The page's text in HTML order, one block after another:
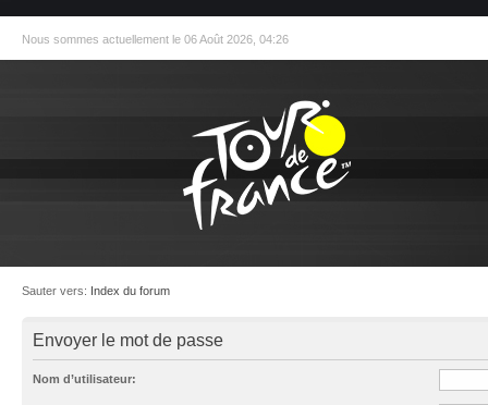
Nous sommes actuellement le 06 Août 2026, 04:26
Sauter vers: Index du forum
Envoyer le mot de passe
Nom d’utilisateur: